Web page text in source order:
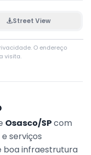
Street View
O endereço
visita.
Osasco/SPcom
serviços
boa infraestrutura